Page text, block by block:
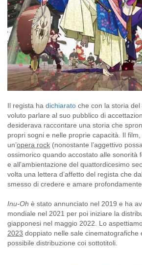
Il regista ha dichiarato che con la storia
voluto parlare al suo pubblico di
desiderava raccontare una storia che
propri sogni e nelle proprie capacità. Il
un’opera rock (nonostante l’aggettivo
ossimorico quando accostato alle sonorità
e all'ambientazione del quattordicesimo
volta una lettera d’affetto del regista che
smesso di credere e amare
Inu-Oh è stato annunciato nel 2019 e ha
mondiale nel 2021 per poi iniziare la
giapponesi nel maggio 2022. Lo
2023 doppiato nelle sale cinematografiche
possibile distribuzione coi sottotitoli.